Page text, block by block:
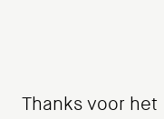
Thanks voor het